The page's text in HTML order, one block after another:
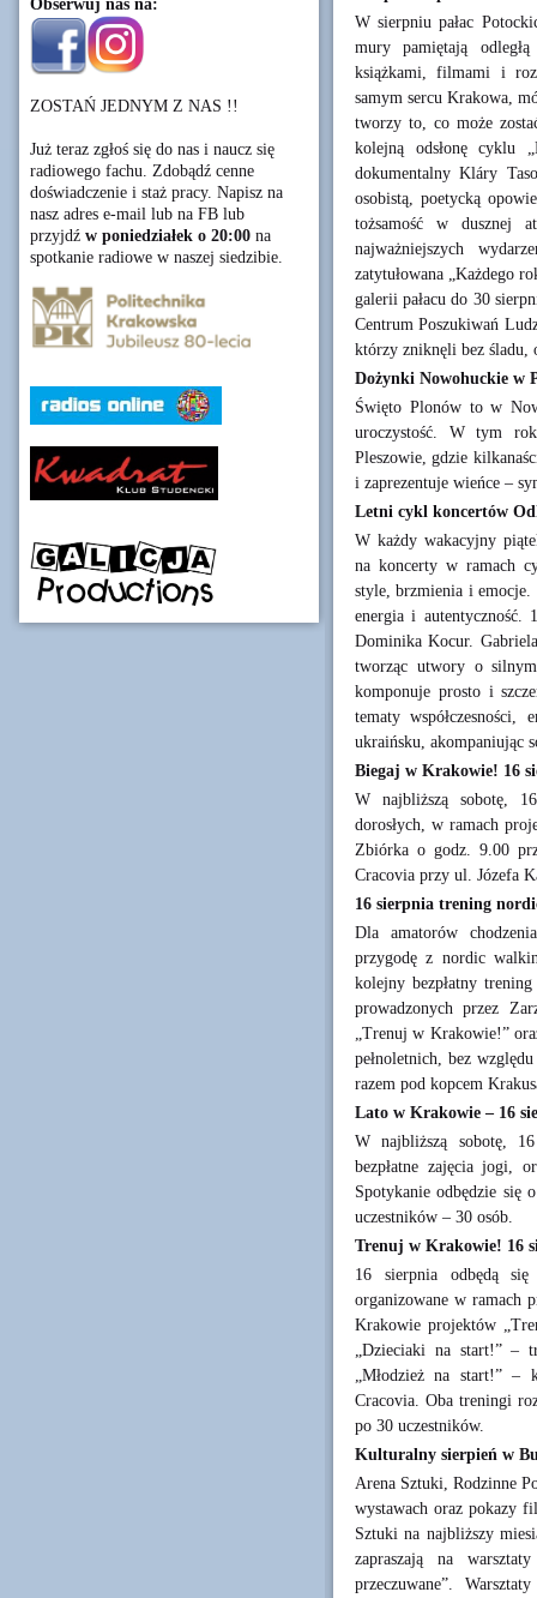
Obserwuj nas na:
ZOSTAŃ JEDNYM Z NAS !!
Już teraz zgłoś się do nas i naucz się
radiowego fachu. Zdobądź cenne
doświadczenie i staż pracy. Napisz na
nasz adres e-mail lub na FB lub
przyjdź w poniedziałek o 20:00 na
spotkanie radiowe w naszej siedzibie.
W sierpniu pałac
mury pamiętają odległą
książkami, filmami i
samym sercu Krakowa,
tworzy to, co może
kolejną odsłonę cyklu
dokumentalny Kláry
osobistą, poetycką
tożsamość w dusznej
najważniejszych
zatytułowana „Każdego
galerii pałacu do 30
Centrum Poszukiwań
którzy zniknęli bez śladu,
Dożynki Nowohuckie w
Święto Plonów to w
uroczystość. W tym
Pleszowie, gdzie
i zaprezentuje wieńce –
Letni cykl koncertów
W każdy wakacyjny
na koncerty w ramach
style, brzmienia i emocje.
energia i
Dominika Kocur.
tworząc utwory o
komponuje prosto i
tematy
ukraińsku, akompaniując
Biegaj w Krakowie! 16
W najbliższą sobotę,
dorosłych, w ramach
Zbiórka o godz. 9.00
Cracovia przy ul. Józefa
16 sierpnia trening
Dla amatorów
przygodę z nordic
kolejny bezpłatny
prowadzonych przez
„Trenuj w Krakowie!”
pełnoletnich, bez
razem pod kopcem
Lato w Krakowie – 16
W najbliższą sobotę,
bezpłatne zajęcia jogi,
Spotykanie odbędzie się
uczestników – 30 osób.
Trenuj w Krakowie! 16
16 sierpnia odbędą
organizowane w ramach
Krakowie projektów
„Dzieciaki na start!” –
„Młodzież na start!”
Cracovia. Oba treningi
po 30 uczestników.
Kulturalny sierpień w
Arena Sztuki, Rodzinne
wystawach oraz pokazy
Sztuki na najbliższy
zapraszają na
przeczuwane”.